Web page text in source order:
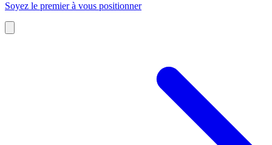
Soyez le premier à vous positionner